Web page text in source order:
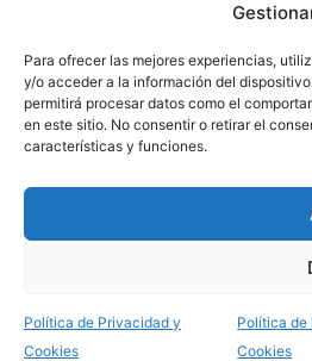
Para ofrecer las mejores experiencias,
y/o acceder a la información del
permitirá procesar datos como el
en este sitio. No consentir o retirar el
características y funciones.
Política de Privacidad y
Cookies
Política de
Cookies